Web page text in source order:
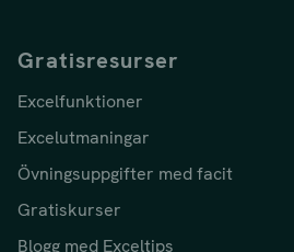
Gratisresurser
Excelfunktioner
Excelutmaningar
Övningsuppgifter med facit
Gratiskurser
Blogg med Exceltips